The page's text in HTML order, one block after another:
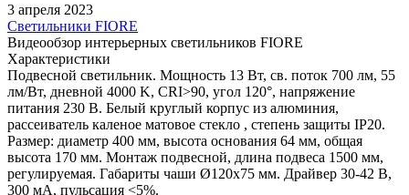
3 апреля 2023
Светильники FIORE
Видеообзор интерьерных светильников FIORE
Характеристики
Подвесной светильник. Мощность 13 Вт, св. поток 700 лм, 55
лм/Вт, дневной 4000 K, CRI>90, угол 120°, напряжение
питания 230 В. Белый круглый корпус из алюминия,
рассеиватель каленое матовое стекло , степень защиты IP20.
Размер: диаметр 400 мм, высота основания 64 мм, общая
высота 170 мм. Монтаж подвесной, длина подвеса 1500 мм,
регулируемая. Габариты чаши Ø120x75 мм. Драйвер 30-42 В,
300 мА, пульсация <5%.